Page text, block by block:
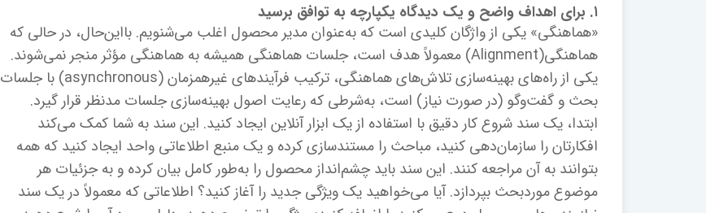
۱. برای اهداف واضح و یک دیدگاه یکپارچه به توافق برسید
«هماهنگی» یکی از واژگان کلیدی است که به‌عنوان مدیر محصول اغلب می‌شنویم. بااین‌حال، در حالی که
هماهنگی(Alignment) معمولاً هدف است، جلسات هماهنگی همیشه به هماهنگی مؤثر منجر نمی‌شوند.
یکی از راه‌های بهینه‌سازی تلاش‌های هماهنگی، ترکیب فرآیندهای غیرهمزمان (asynchronous
) با جلسات
بحث و گفت‌وگو (در صورت نیاز) است، به‌شرطی که رعایت اصول بهینه‌سازی جلسات مدنظر قرار گیرد.
ابتدا، یک سند شروع کار دقیق با استفاده از یک ابزار آنلاین ایجاد کنید. این سند به شما کمک می‌کند
افکارتان را سازمان‌دهی کنید، مباحث را مستندسازی کرده و یک منبع اطلاعاتی واحد ایجاد کنید که همه
بتوانند به آن مراجعه کنند. این سند باید چشم‌انداز محصول را به‌طور کامل بیان کرده و به جزئیات هر
موضوع موردبحث بپردازد. آیا می‌خواهید یک ویژگی جدید را آغاز کنید؟ اطلاعاتی که معمولاً در یک سند